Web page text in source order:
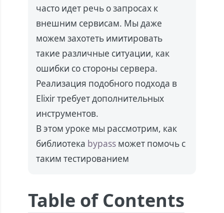
часто идет речь о запросах к
внешним сервисам. Мы даже
можем захотеть имитировать
такие различные ситуации, как
ошибки со стороны сервера.
Реализация подобного подхода в
Elixir требует дополнительных
инструментов.
В этом уроке мы рассмотрим, как
библиотека bypass может помочь с
таким тестированием
Table of Contents